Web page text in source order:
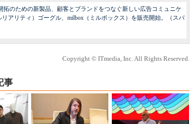
のための新製品、顧客とブランドをつなぐ新しい広告コミュニケ
アリティ）ゴーグル、milbox（ミルボックス）を販売開始。（スパ
Copyright © ITmedia, Inc. All Rights Reserved.
事